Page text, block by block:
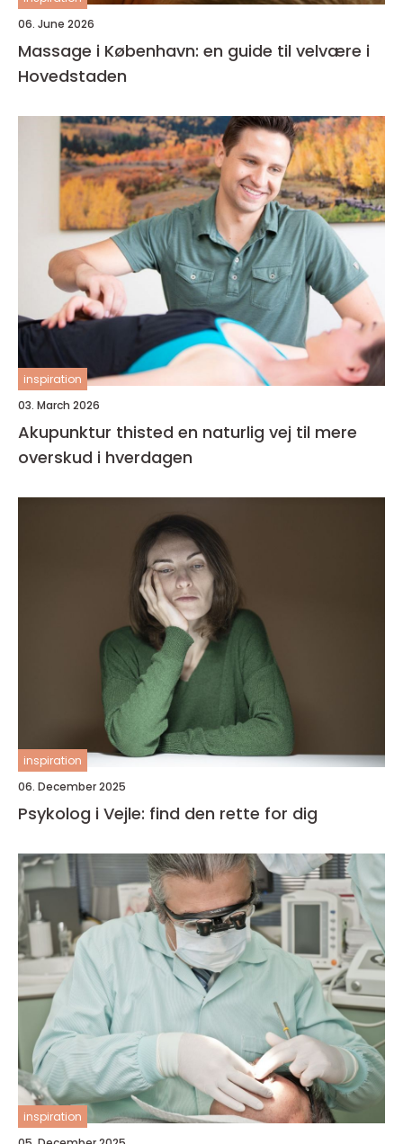
06. June 2026
Massage i København: en guide til velvære i
Hovedstaden
inspiration
03. March 2026
Akupunktur thisted en naturlig vej til mere
overskud i hverdagen
inspiration
06. December 2025
Psykolog i Vejle: find den rette for dig
inspiration